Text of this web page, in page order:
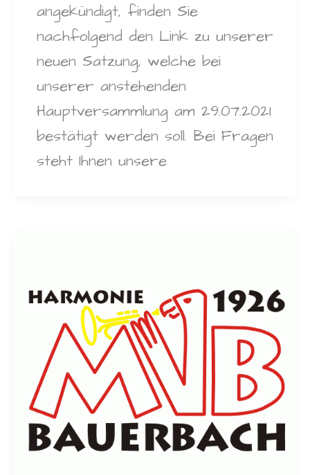
angekündigt, finden Sie
nachfolgend den Link zu unserer
neuen Satzung, welche bei
unserer anstehenden
Hauptversammlung am 29.07.2021
bestätigt werden soll. Bei Fragen
steht Ihnen unsere